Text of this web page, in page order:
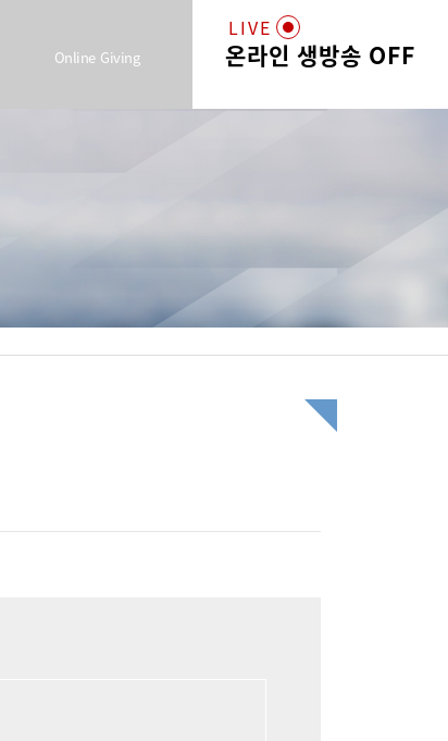
Online Giving 온라인 생방송 OFF
LIVE